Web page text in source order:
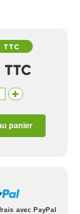
TTC
panier
avec PayPal